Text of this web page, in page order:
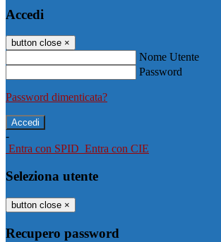
Accedi
button close ×
Nome Utente
Password
Password dimenticata?
-
Entra con SPID Entra con CIE
Seleziona utente
button close ×
Recupero password